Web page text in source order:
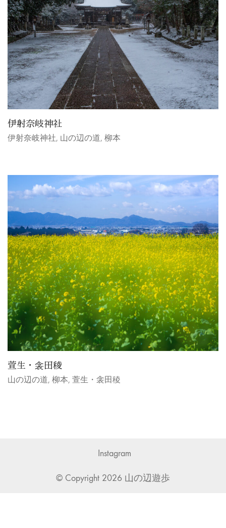
伊射奈岐神社
伊射奈岐神社, 山の辺の道, 柳本
萱生・衾田稜
山の辺の道, 柳本, 萱生・衾田稜
show
© Copyright 2026 山の辺遊歩